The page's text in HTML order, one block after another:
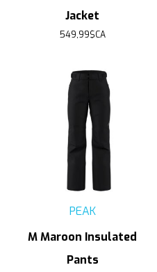
Jacket
549,99$CA
PEAK
M Maroon Insulated
Pants